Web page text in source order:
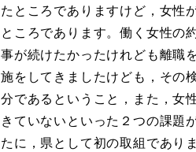
たところでありますけど，女性
ところであります。働く女性の
事が続けたかったけれども離職
施をしてきましたけども，その
分であるということ，また，女
きていないといった２つの課
たに，県として初の取組であり